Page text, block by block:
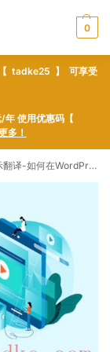
0
tadke25 】 可享受
年 使用优惠码【
多！
-如何在WordPress中创建视频会员网站